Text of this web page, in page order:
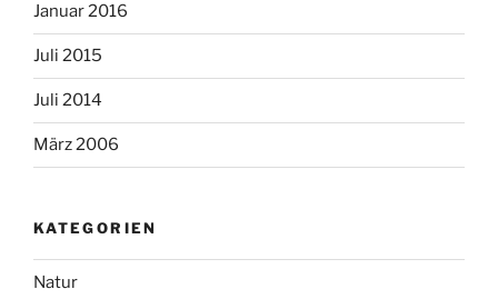
Januar 2016
Juli 2015
Juli 2014
März 2006
KATEGORIEN
Natur